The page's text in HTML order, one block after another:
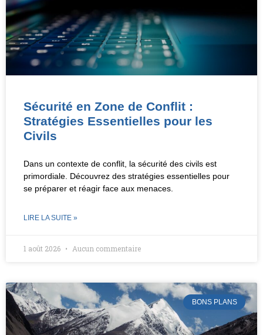
Sécurité en Zone de Conflit :
Stratégies Essentielles pour les
Civils
Dans un contexte de conflit, la sécurité des civils est
primordiale. Découvrez des stratégies essentielles pour
se préparer et réagir face aux menaces.
LIRE LA SUITE »
1 août 2026 Aucun commentaire
BONS PLANS